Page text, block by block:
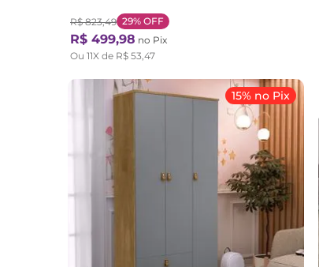
R$ 823,49 29% OFF
R$ 499,98 no Pix
Ou 11X de R$ 53,47
15% no Pix